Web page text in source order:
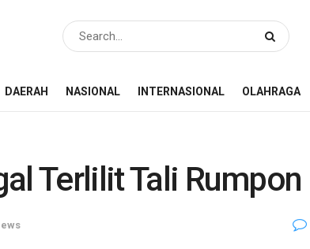
DAERAH NASIONAL INTERNASIONAL OLAHRAGA
Terlilit Tali Rumpon